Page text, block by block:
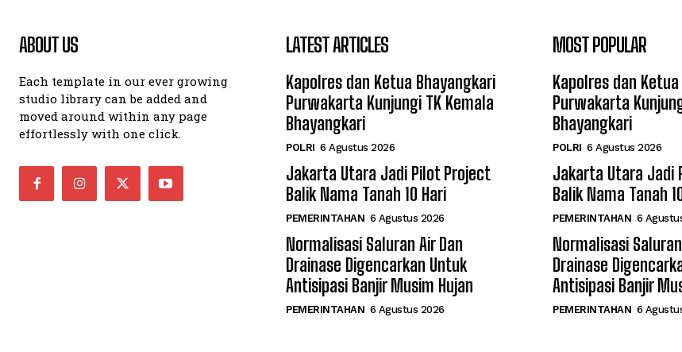
ABOUT US
Each template in our ever growing
studio library can be added and
moved around within any page
effortlessly with one click.
LATEST ARTICLES
Kapolres dan Ketua Bhayangkari
Purwakarta Kunjungi TK Kemala
Bhayangkari
POLRI 6 Agustus 2026
Jakarta Utara Jadi Pilot Project
Balik Nama Tanah 10 Hari
PEMERINTAHAN 6 Agustus 2026
Normalisasi Saluran Air Dan
Drainase Digencarkan Untuk
Antisipasi Banjir Musim Hujan
PEMERINTAHAN 6 Agustus 2026
MOST POPULAR
Kapolres dan
Purwakarta
Bhayangkari
POLRI 6 Agustus 2026
Jakarta Utara Jadi
Balik Nama Tanah
PEMERINTAHAN 6
Normalisasi
Drainase
Antisipasi Banjir
PEMERINTAHAN 6